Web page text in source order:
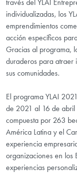
través del YLAI
individualizadas, los
emprendimientos
acción específicos
Gracias al programa,
duraderos para atraer
sus comunidades.
El programa YLAI
de 2021 al 16 de abril
compuesta por 263
América Latina y el
experiencia
organizaciones en los
experiencias